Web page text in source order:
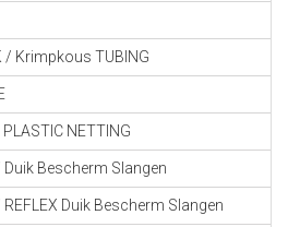
/ Krimpkous TUBING
NETTING
Bescherm Slangen
Duik Bescherm Slangen